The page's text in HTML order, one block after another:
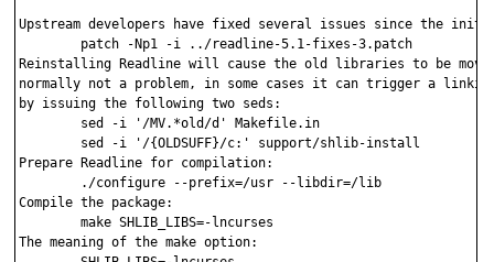
Upstream developers have fixed several issues since the
Reinstalling Readline will cause the old libraries to be
normally not a problem, in some cases it can trigger a
by issuing the following two seds:
Prepare Readline for compilation:
Compile the package:
The meaning of the make option: